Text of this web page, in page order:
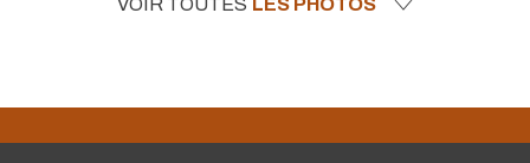
VOIR TOUTES LES PHOTOS